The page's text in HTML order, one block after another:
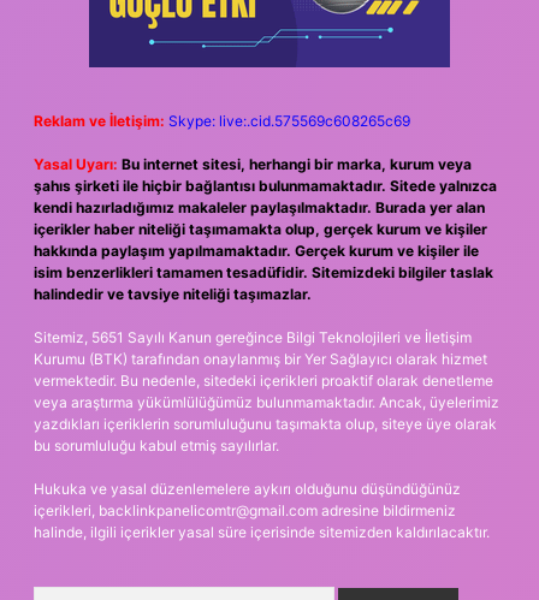
Reklam ve İletişim: Skype: live:.cid.575569c608265c69
Yasal Uyarı: Bu internet sitesi, herhangi bir marka, kurum veya
şahıs şirketi ile hiçbir bağlantısı bulunmamaktadır. Sitede yalnızca
kendi hazırladığımız makaleler paylaşılmaktadır. Burada yer alan
içerikler haber niteliği taşımamakta olup, gerçek kurum ve kişiler
hakkında paylaşım yapılmamaktadır. Gerçek kurum ve kişiler ile
isim benzerlikleri tamamen tesadüfidir. Sitemizdeki bilgiler taslak
halindedir ve tavsiye niteliği taşımazlar.
Sitemiz, 5651 Sayılı Kanun gereğince Bilgi Teknolojileri ve İletişim
Kurumu (BTK) tarafından onaylanmış bir Yer Sağlayıcı olarak hizmet
vermektedir. Bu nedenle, sitedeki içerikleri proaktif olarak denetleme
veya araştırma yükümlülüğümüz bulunmamaktadır. Ancak, üyelerimiz
yazdıkları içeriklerin sorumluluğunu taşımakta olup, siteye üye olarak
bu sorumluluğu kabul etmiş sayılırlar.
Hukuka ve yasal düzenlemelere aykırı olduğunu düşündüğünüz
içerikleri, backlinkpanelicomtr@gmail.com adresine bildirmeniz
halinde, ilgili içerikler yasal süre içerisinde sitemizden kaldırılacaktır.